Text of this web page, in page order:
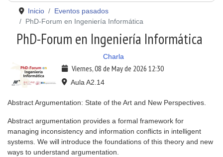
Inicio
Eventos pasados
PhD-Forum en Ingeniería Informática
PhD-Forum en Ingeniería Informática
Charla
Viernes, 08 de May de 2026 12:30
Aula A2.14
Abstract Argumentation: State of the Art and New Perspectives.​
Abstract argumentation provides a formal framework for
managing inconsistency and information conflicts in intelligent
systems. We will introduce the foundations of this theory and new
ways to understand argumentation.